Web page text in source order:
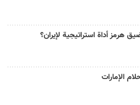
هرمز أداة استراتيجية لإيران؟
الإمارات